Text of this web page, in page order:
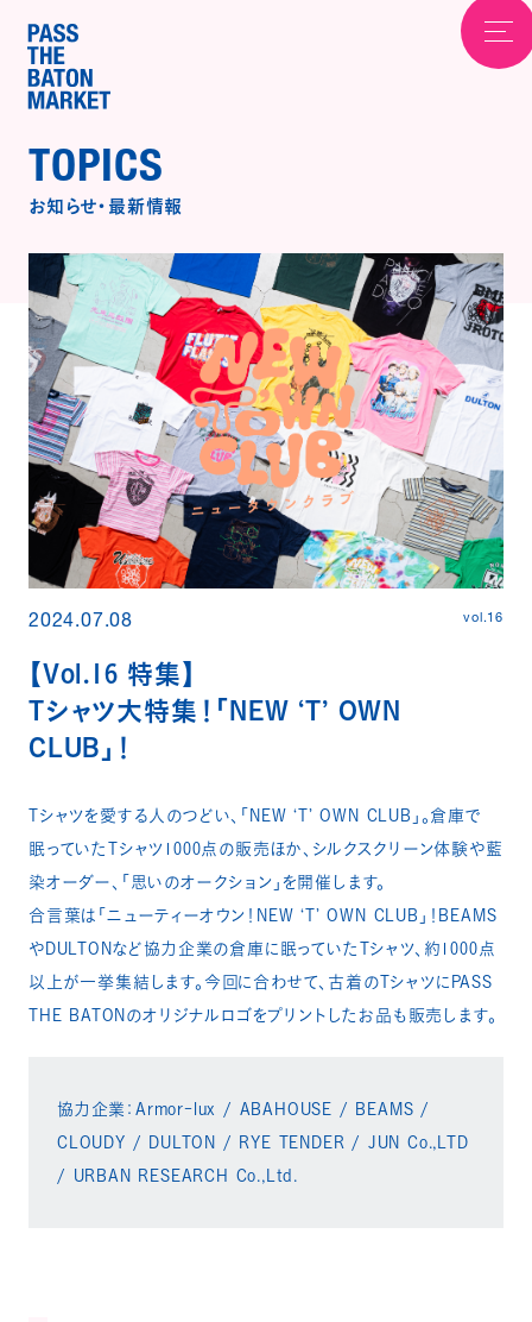
TOPICS
お知らせ・ 最新情報
2024.07.08 vol.16
【Vol.16 特集】
Tシャツ大特集！「NEW ‘T’ OWN
CLUB」！
Tシャツを愛する人のつどい、「NEW ‘T’ OWN CLUB」。​倉庫で
眠っていたTシャツ1000点の販売ほか、シルクスクリーン体験や藍
染オーダー、「思いのオークション」を開催します。​
合言葉は「ニューティーオウン！NEW ‘T’ OWN CLUB」！BEAMS
やDULTONなど協力企業の倉庫に眠っていたTシャツ、約1000点
以上が一挙集結します。今回に合わせて、古着のTシャツにPASS
THE BATONのオリジナルロゴをプリントしたお品も販売します。​
協力企業：Armor-lux / ABAHOUSE / BEAMS /
CLOUDY / DULTON / RYE TENDER / JUN Co.,LTD
/ URBAN RESEARCH Co.,Ltd.​​